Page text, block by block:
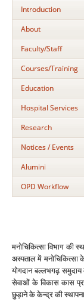
Introduction
About
Faculty/Staff
Courses/Training
Education
Hospital Services
Research
Notices / Events
Alumini
OPD Workflow
मनोचिकित्‍सा विभाग की
अस्‍पताल में मनोचिकित्‍सा
योगदान बल्‍लभगढ़ समुदाय
सेवाओं के विकास कास
छुड़ाने के केन्‍द्र की